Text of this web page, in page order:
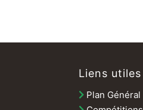
Liens utiles
Plan Général